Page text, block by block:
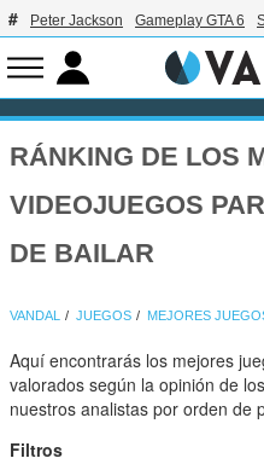
Peter Jackson Gameplay GTA 6
RÁNKING DE LOS
VIDEOJUEGOS
DE BAILAR
VANDAL JUEGOS MEJORES
Aquí encontrarás los mejores
valorados según la opinión de
nuestros analistas por orden de
Filtros